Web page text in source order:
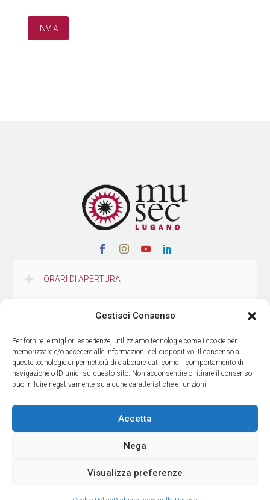
Gestisci Consenso
Per fornire le migliori esperienze, utilizziamo tecnologie come i cookie per
memorizzare e/o accedere alle informazioni del dispositivo. Il consenso a
queste tecnologie ci permetterà di elaborare dati come il comportamento di
navigazione o ID unici su questo sito. Non acconsentire o ritirare il consenso
può influire negativamente su alcune caratteristiche e funzioni.
Accetta
Nega
Visualizza preferenze
ORARI DI APERTURA
COME RAGGIUNGERCI